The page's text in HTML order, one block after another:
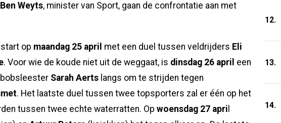
Weyts, minister van Sport, gaan de confrontatie aan met
op maandag 25 april met een duel tussen veldrijders Eli
. Voor wie de koude niet uit de weggaat, is dinsdag 26 april een
Sarah Aerts langs om te strijden tegen
. Het laatste duel tussen twee topsporters zal er één op het
tussen twee echte waterratten. Op woensdag 27 apri
12.
13.
14.